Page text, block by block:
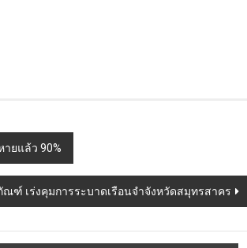
ยแล้ว 90%
ฑ์ เร่งคุมการระบาดเรือนจำจังหวัดสมุทรสาคร